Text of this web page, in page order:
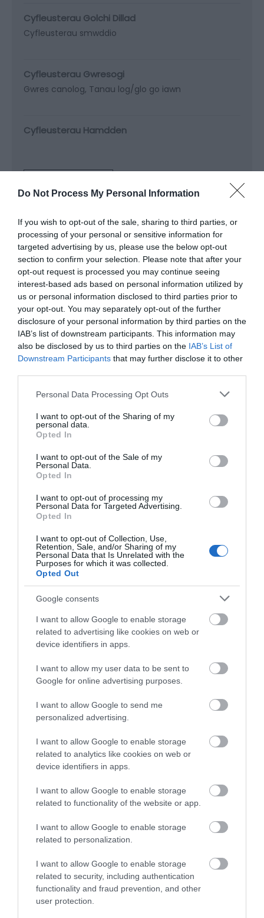
Do Not Process My Personal Information
If you wish to opt-out of the sale, sharing to third parties, or
processing of your personal or sensitive information for
targeted advertising by us, please use the below opt-out
section to confirm your selection. Please note that after your
opt-out request is processed you may continue seeing
interest-based ads based on personal information utilized by
us or personal information disclosed to third parties prior to
your opt-out. You may separately opt-out of the further
disclosure of your personal information by third parties on the
IAB’s list of downstream participants. This information may
also be disclosed by us to third parties on the IAB’s List of
Downstream Participants that may further disclose it to other
Please note that this website/app uses one or more Google
not limited to your visit or usage behaviour. You may click to
grant or deny consent to Google and its third-party tags to
use your data for below specified purposes in below Google
consent section.
Personal Data Processing Opt Outs
I want to opt-out of the Sharing of my
personal data.
Opted In
I want to opt-out of the Sale of my
Personal Data.
Opted In
I want to opt-out of processing my
Personal Data for Targeted Advertising.
Opted In
I want to opt-out of Collection, Use,
Retention, Sale, and/or Sharing of my
Personal Data that Is Unrelated with the
Purposes for which it was collected.
Opted Out
Google consents
I want to allow Google to enable storage
related to advertising like cookies on web or
device identifiers in apps.
I want to allow my user data to be sent to
Google for online advertising purposes.
I want to allow Google to send me
personalized advertising.
I want to allow Google to enable storage
related to analytics like cookies on web or
device identifiers in apps.
I want to allow Google to enable storage
related to functionality of the website or app.
I want to allow Google to enable storage
related to personalization.
I want to allow Google to enable storage
related to security, including authentication
functionality and fraud prevention, and other
user protection.
Cyfleusterau Golchi Dillad
Cyfleusterau smwddio
Cyfleusterau Gwresogi
Gwres canolog Tanau log/glo go iawn
Cyfleusterau Hamdden
Map a
Chyfarwyddiadau
Dolen i’r Map
Cliciwch yma i weld y map
Cyfarwyddiadau Ffyrdd
Ar y ffordd: Os ydych chi'n cyrraedd o Dde
Lloegr: Croeswch Bont Hafren (A48) neu ail
Groesfan Hafren (M4) tuag at y gorllewin tuag at
A449 ag arwydd Trefynwy ac ymadael wrth y
gyffordd gyntaf ag arwydd Wysg.Wrth fynd i mewn i
dref Wysg, trowch i'r chwith i Sgwâr Twyn (Tŵr y
Cloc) a dilynwch y ffordd ag arwydd Llantrisant.
Dilynwch y ffordd am 3 milltir o amgylch sawl tro, o
dan bont yr A449 ac mae'r Greyhound Inn ar yr ochr
dde. O Ganolbarth Lloegr Ar Drafnidiaeth
Gyhoeddus:Os ydych chi'n cyrraedd De Cymru ar y
trên, yr orsaf agosaf yw Casnewydd. O'r fan hon,
mae gwasanaeth bws rheolaidd i naill ai Wysg neu
Cyfieithwyd gan
Access Information
Ystafelloedd gwely
Ystafelloedd ymolchi ar gael sydd wedi'u haddasu'n
arbennig ar gyfer defnyddwyr cadeiriau olwyn
Ystafelloedd ymolchi ar gael gyda:
Caerfaddon â chawod
Ystafell wely gyda dillad gwely nad ydynt yn
alergenig ar gael
Ystafelloedd gwely ar gael gydag ystafelloedd
ymolchi en suite addas ar gyfer gwesteion sy'n
defnyddio cadair olwyn
ymolchi ar wahân, preifat neu a rennir sy'n addas ar
gyfer gwesteion sy'n defnyddio cadair olwyn
WCs gyda handrails ar gael
Bwyta
Cyferbyniad da rhwng y llawr a'r waliau